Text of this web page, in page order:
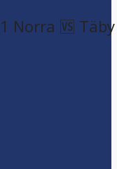
Norra 🆚